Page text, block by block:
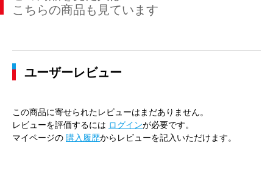
こちらの商品も見ています
ユーザーレビュー
この商品に寄せられたレビューはまだありません。
レビューを評価するには ログインが必要です。
マイページの 購入履歴からレビューを記入いただけます。